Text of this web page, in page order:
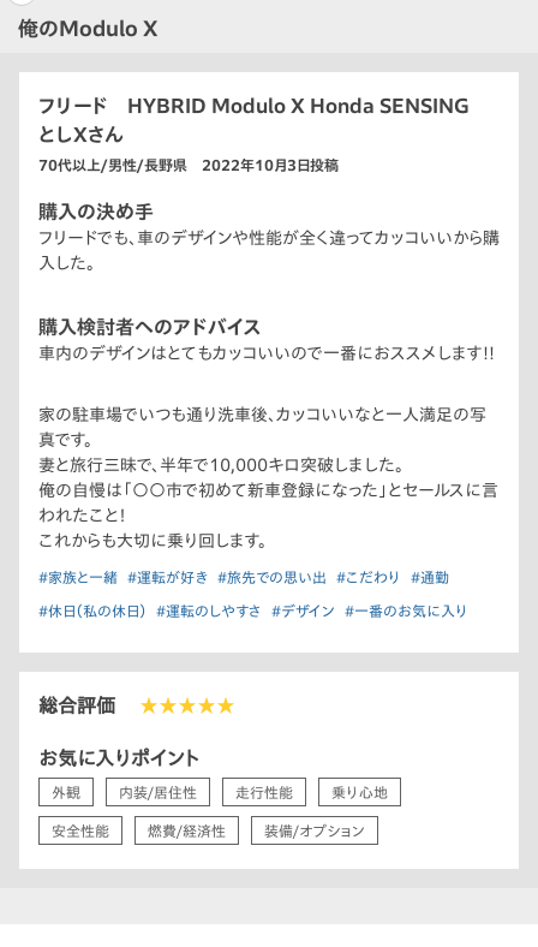
俺のModulo X
フリード HYBRID Modulo X Honda SENSING
としXさん
70代以上/男性/長野県 2022年10月3日投稿
購入の決め手
フリードでも、車のデザインや性能が全く違ってカッコいいから購
入した。
購入検討者へのアドバイス
車内のデザインはとてもカッコいいので一番におススメします!!
家の駐車場でいつも通り洗車後、カッコいいなと一人満足の写
真です。
妻と旅行三昧で、半年で10,000キロ突破しました。
俺の自慢は「〇〇市で初めて新車登録になった」とセールスに言
われたこと！
これからも大切に乗り回します。
#家族と一緒 #運転が好き #旅先での思い出 #こだわり #通勤
#休日（私の休日） #運転のしやすさ #デザイン #一番のお気に入り
総合評価 ★★★★★
お気に入りポイント
外観 内装/居住性 走行性能 乗り心地
安全性能 燃費/経済性 装備/オプション